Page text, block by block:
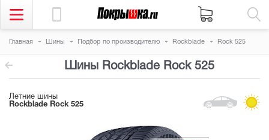
Главная Шины Подбор по производителю Rockblade Rock 525
Шины Rockblade Rock 525
Летние шины
Rockblade Rock 525